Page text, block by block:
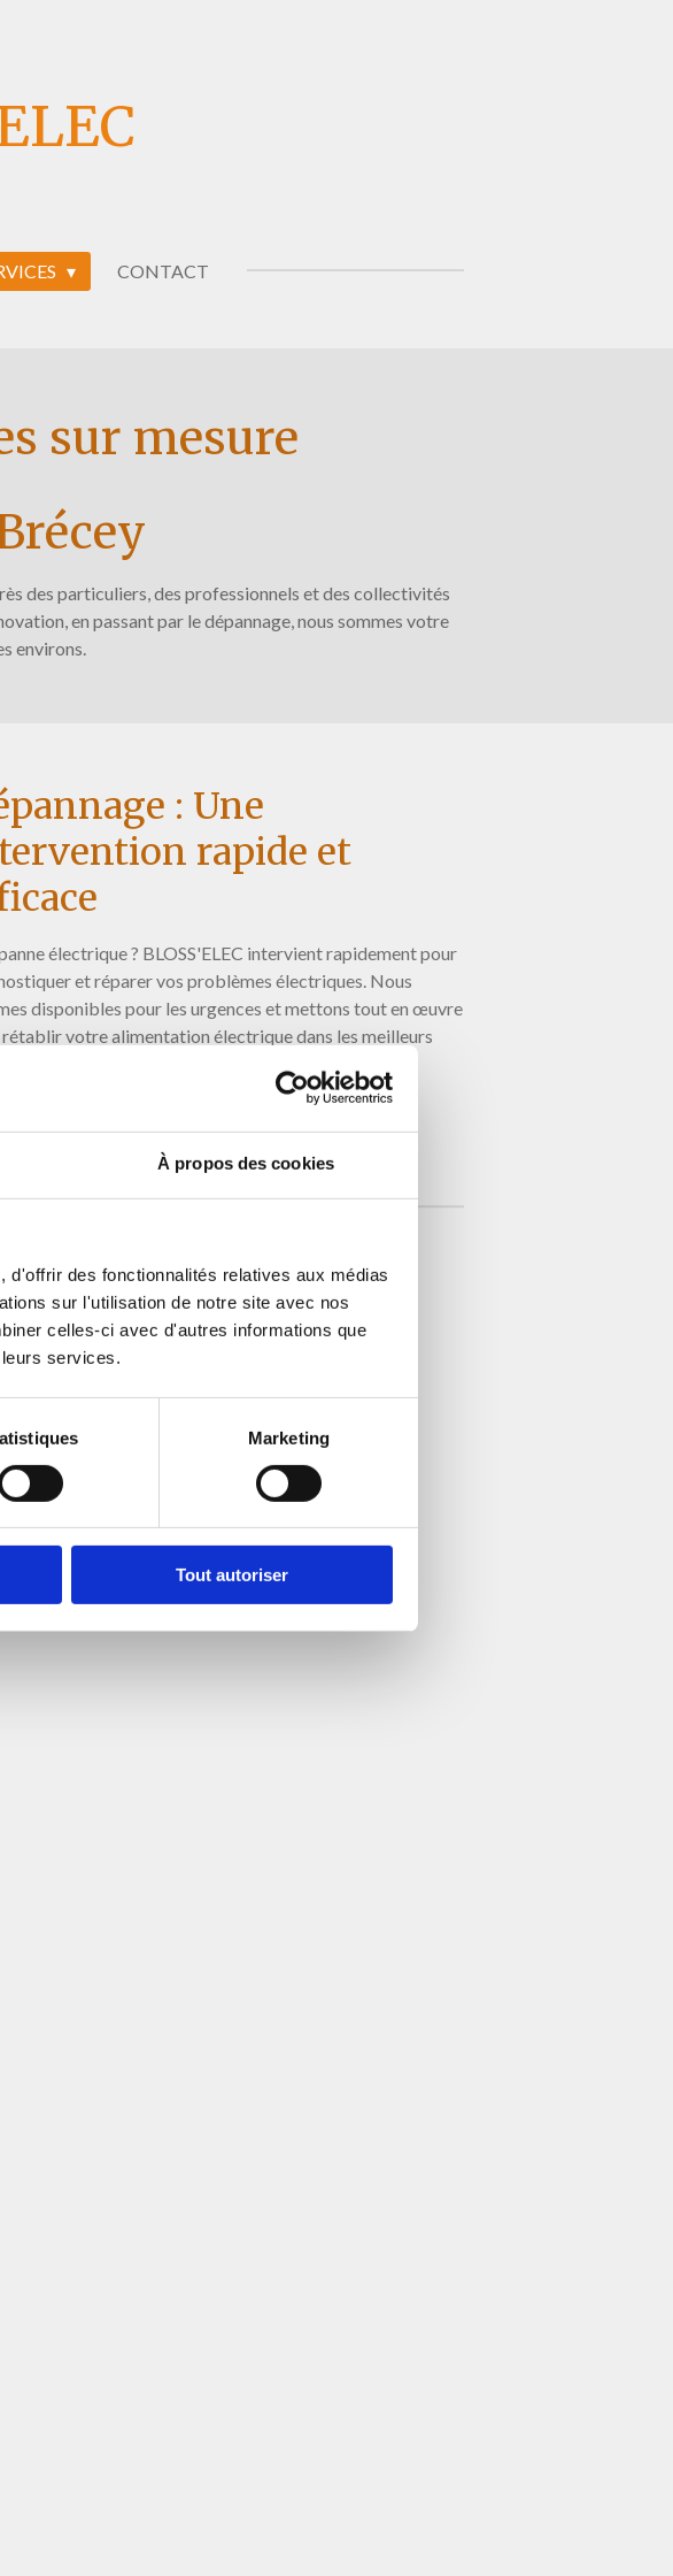
À propos des cookies
d'offrir des fonctionnalités relatives aux médias
sur l'utilisation de notre site avec nos
celles-ci avec d'autres informations que
services.
Marketing
Tout autoriser
CONTACT
sur mesure
des particuliers, des professionnels et des collectivités
en passant par le dépannage, nous sommes votre
environs.
: Une
rapide et
électrique ? BLOSS'ELEC intervient rapidement pour
et réparer vos problèmes électriques. Nous
disponibles pour les urgences et mettons tout en œuvre
votre alimentation électrique dans les meilleurs